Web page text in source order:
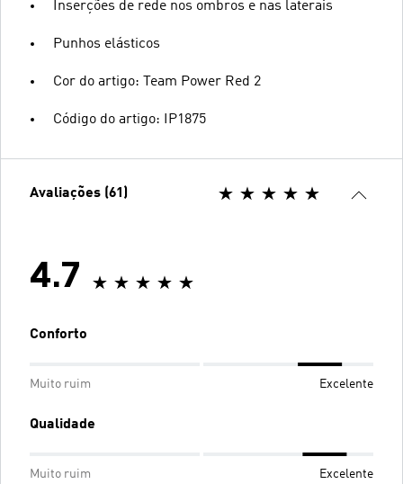
Inserções de rede nos ombros e nas laterais
Punhos elásticos
Cor do artigo: Team Power Red 2
Código do artigo: IP1875
Avaliações (61)
4.7
Conforto
Muito ruim Excelente
Qualidade
Muito ruim Excelente